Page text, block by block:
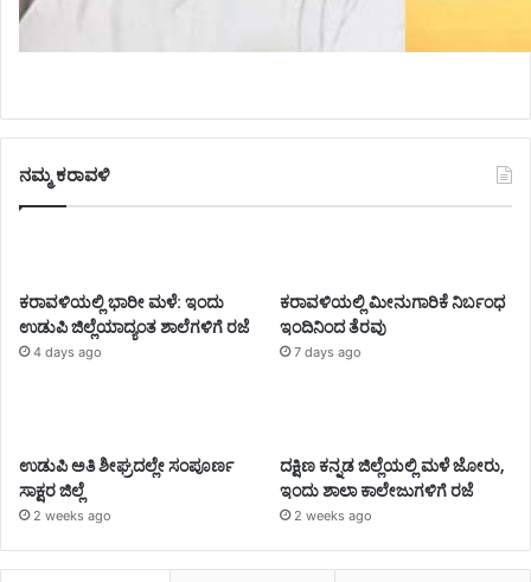
ನಮ್ಮ ಕರಾವಳಿ
ಕರಾವಳಿಯಲ್ಲಿ ಭಾರೀ ಮಳೆ: ಇಂದು
ಉಡುಪಿ ಜಿಲ್ಲೆಯಾದ್ಯಂತ ಶಾಲೆಗಳಿಗೆ ರಜೆ
4 days ago
ಕರಾವಳಿಯಲ್ಲಿ ಮೀನುಗಾರಿಕೆ ನಿರ್ಬಂಧ
ಇಂದಿನಿಂದ ತೆರವು
7 days ago
ಉಡುಪಿ ಅತಿ ಶೀಘ್ರದಲ್ಲೇ ಸಂಪೂರ್ಣ
ಸಾಕ್ಷರ ಜಿಲ್ಲೆ
2 weeks ago
ದಕ್ಷಿಣ ಕನ್ನಡ ಜಿಲ್ಲೆಯಲ್ಲಿ ಮಳೆ ಜೋರು,
ಇಂದು ಶಾಲಾ ಕಾಲೇಜುಗಳಿಗೆ ರಜೆ
2 weeks ago